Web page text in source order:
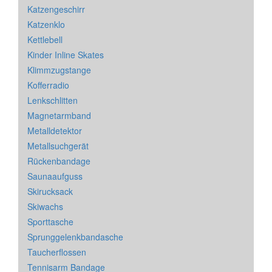
Katzengeschirr
Katzenklo
Kettlebell
Kinder Inline Skates
Klimmzugstange
Kofferradio
Lenkschlitten
Magnetarmband
Metalldetektor
Metallsuchgerät
Rückenbandage
Saunaaufguss
Skirucksack
Skiwachs
Sporttasche
Sprunggelenkbandasche
Taucherflossen
Tennisarm Bandage